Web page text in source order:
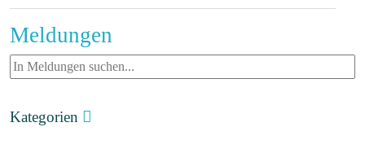
Meldungen
Kategorien